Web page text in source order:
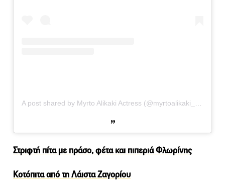
Στριφτή πίτα με πράσο, φέτα και πιπεριά Φλωρίνης
Κοτόπιτα από τη Λάιστα Ζαγορίου